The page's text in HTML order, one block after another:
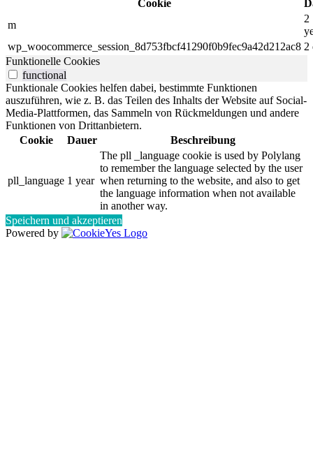
Cookie
m
2
wp_woocommerce_session_8d753fbcf41290f0b9fec9a42d212ac8 2
Funktionelle Cookies
functional
Funktionale Cookies helfen dabei, bestimmte Funktionen
auszuführen, wie z. B. das Teilen des Inhalts der Website auf Social-
Media-Plattformen, das Sammeln von Rückmeldungen und andere
Funktionen von Drittanbietern.
Cookie
Dauer Beschreibung
pll_language 1 year
The pll _language cookie is used by Polylang
to remember the language selected by the user
when returning to the website, and also to get
the language information when not available
in another way.
Speichern und akzeptieren
Powered by